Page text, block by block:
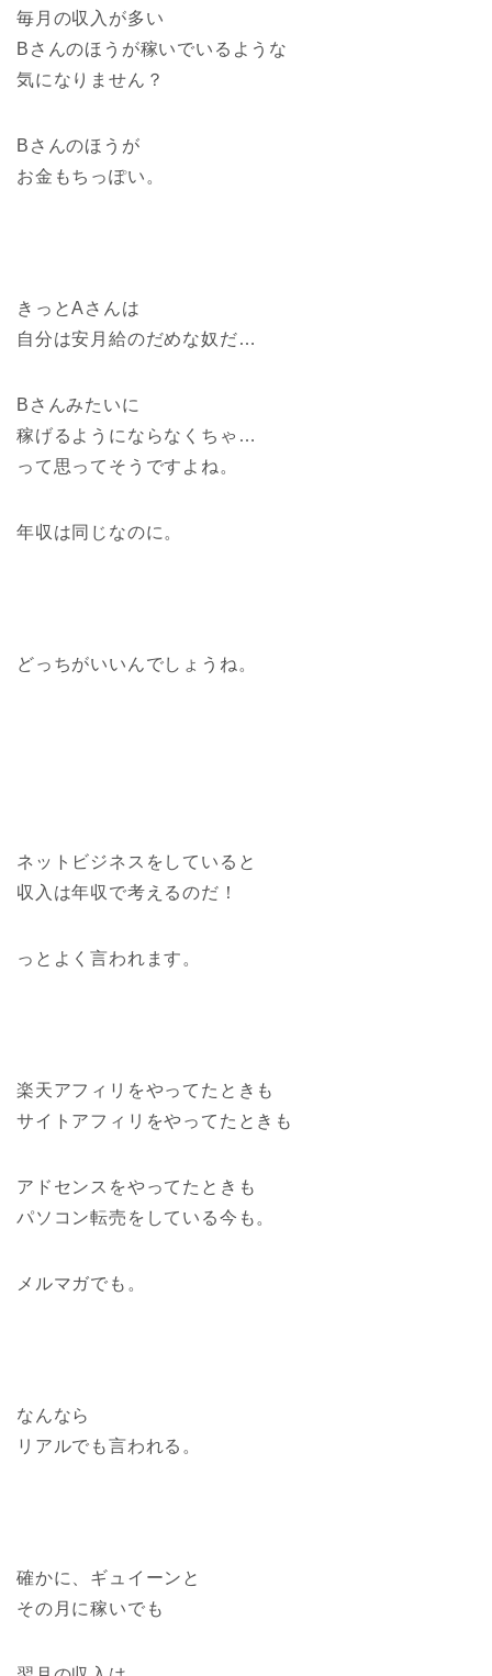
毎月の収入が多い
Bさんのほうが稼いでいるような
気になりません？
Bさんのほうが
お金もちっぽい。
きっとAさんは
自分は安月給のだめな奴だ…
Bさんみたいに
稼げるようにならなくちゃ…
って思ってそうですよね。
年収は同じなのに。
どっちがいいんでしょうね。
ネットビジネスをしていると
収入は年収で考えるのだ！
っとよく言われます。
楽天アフィリをやってたときも
サイトアフィリをやってたときも
アドセンスをやってたときも
パソコン転売をしている今も。
メルマガでも。
なんなら
リアルでも言われる。
確かに、ギュイーンと
その月に稼いでも